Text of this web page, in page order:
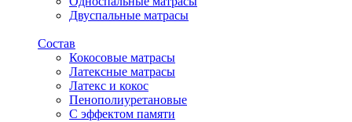
Двуспальные матрасы
Состав
Кокосовые матрасы
Латексные матрасы
Латекс и кокос
Пенополиуретановые
С эффектом памяти